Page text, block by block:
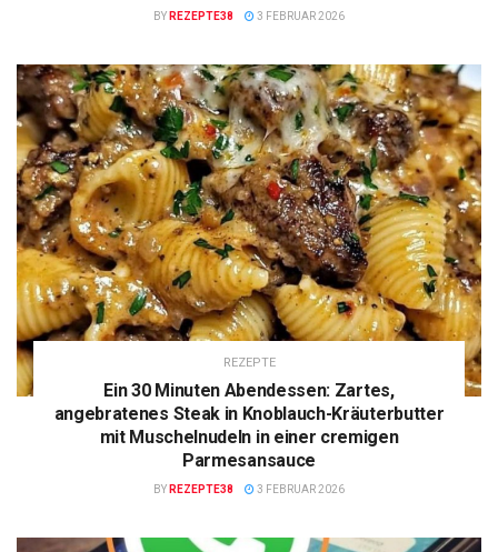
BY REZEPTE38 3 FEBRUAR 2026
REZEPTE
Ein 30 Minuten Abendessen: Zartes,
angebratenes Steak in Knoblauch-Kräuterbutter
mit Muschelnudeln in einer cremigen
Parmesansauce
BY REZEPTE38 3 FEBRUAR 2026